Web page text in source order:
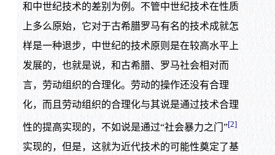
和中世纪技术的差别为例。不管中世纪技术在性质
上多么原始，它对于古希腊罗马有名的技术成就怎
样是一种退步，中世纪的技术原则是在较高水平上
发展的，也就是说，和古希腊、罗马社会相对而
言，劳动组织的合理化。劳动的操作还没有合理
化，而且劳动组织的合理化与其说是通过技术合理
性的提高实现的，不如说是通过“社会暴力之门”[2]
实现的，但是，这就为近代技术的可能性奠定了基